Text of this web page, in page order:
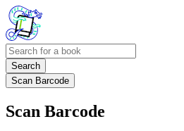
Search
Scan Barcode
Scan Barcode